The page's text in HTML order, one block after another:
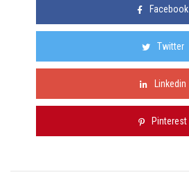
Facebook
Twitter
Linkedin
Pinterest